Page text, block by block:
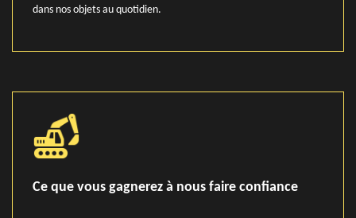
dans nos objets au quotidien.
Ce que vous gagnerez à nous faire confiance